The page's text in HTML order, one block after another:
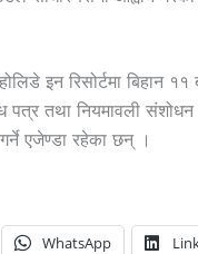
इन रिसोर्टमा बिहान
पत्र तथा नियमावली
एजेण्डा रहेका छन् ।
WhatsApp